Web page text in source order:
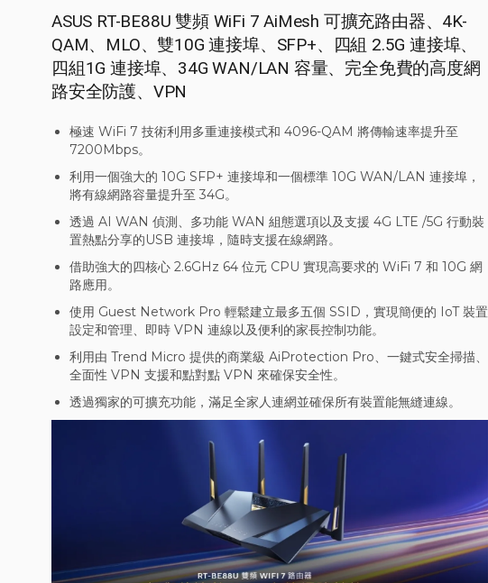
ASUS RT-BE88U 雙頻 WiFi 7 AiMesh 可擴充路由器、4K-
QAM、MLO、雙10G 連接埠、SFP+、四組 2.5G 連接埠、
四組1G 連接埠、34G WAN/LAN 容量、完全免費的高度網
路安全防護、VPN
極速 WiFi 7 技術利用多重連接模式和 4096-QAM 將傳輸速率提升至
7200Mbps。
利用一個強大的 10G SFP+ 連接埠和一個標準 10G WAN/LAN 連接埠，
將有線網路容量提升至 34G。
透過 AI WAN 偵測、多功能 WAN 組態選項以及支援 4G LTE /5G 行動裝
置熱點分享的USB 連接埠，隨時支援在線網路。
借助強大的四核心 2.6GHz 64 位元 CPU 實現高要求的 WiFi 7 和 10G 網
路應用。
使用 Guest Network Pro 輕鬆建立最多五個 SSID，實現簡便的 IoT 裝置
設定和管理、即時 VPN 連線以及便利的家長控制功能。
利用由 Trend Micro 提供的商業級 AiProtection Pro、一鍵式安全掃描、
全面性 VPN 支援和點對點 VPN 來確保安全性。
透過獨家的可擴充功能，滿足全家人連網並確保所有裝置能無縫連線。